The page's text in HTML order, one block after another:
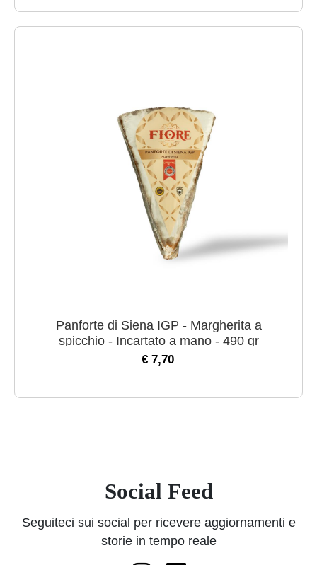
Panforte di Siena IGP - Margherita a
spicchio - Incartato a mano - 490 gr
€ 7,70
Social Feed
Seguiteci sui social per ricevere aggiornamenti e
storie in tempo reale